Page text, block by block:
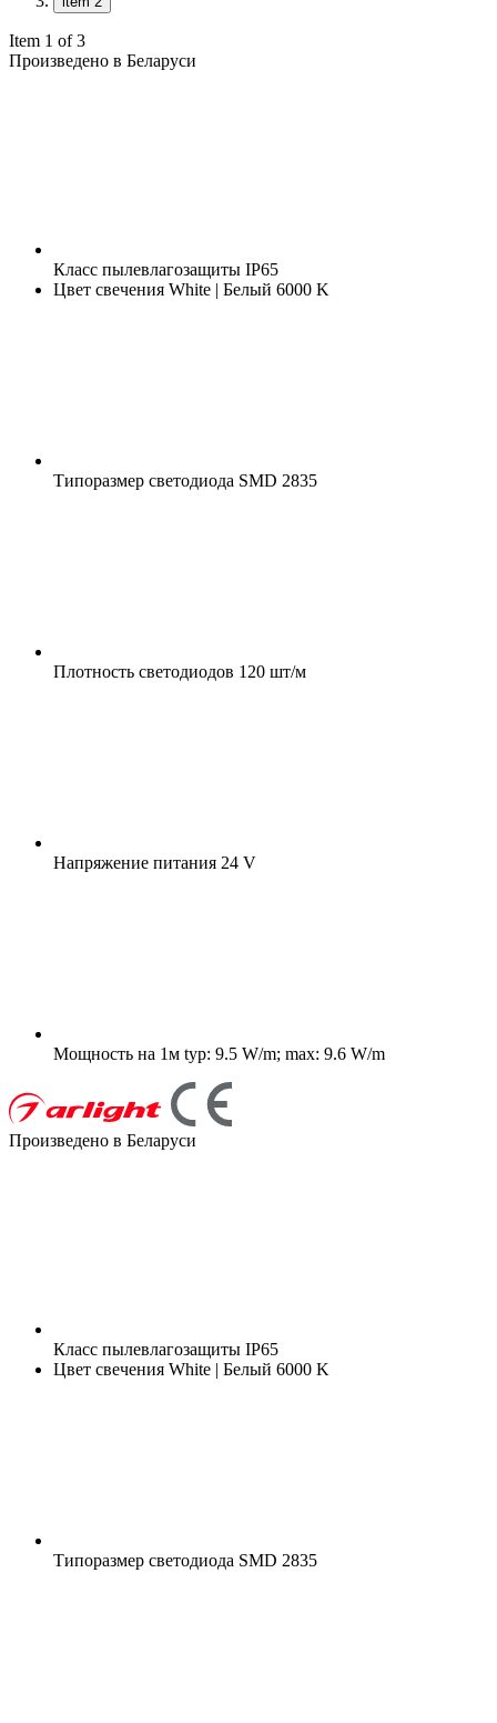
Item 1 of 3
Произведено в Беларуси
Класс пылевлагозащиты IP65
Цвет свечения White | Белый 6000 K
Типоразмер светодиода SMD 2835
Плотность светодиодов 120 шт/м
Напряжение питания 24 V
Мощность на 1м typ: 9.5 W/m; max: 9.6 W/m
Произведено в Беларуси
Класс пылевлагозащиты IP65
Цвет свечения White | Белый 6000 K
Типоразмер светодиода SMD 2835